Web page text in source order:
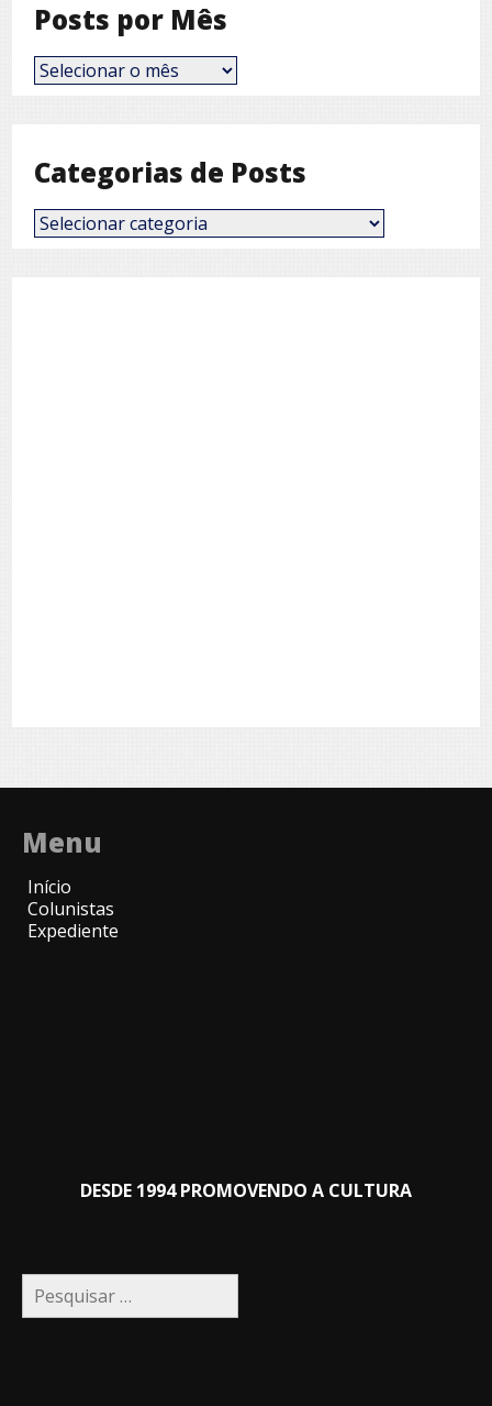
Posts por Mês
Posts
por
Categorias de Posts
Categorias
de
Menu
Início
Colunistas
Expediente
DESDE 1994 PROMOVENDO A CULTURA
Pesquisar
por: